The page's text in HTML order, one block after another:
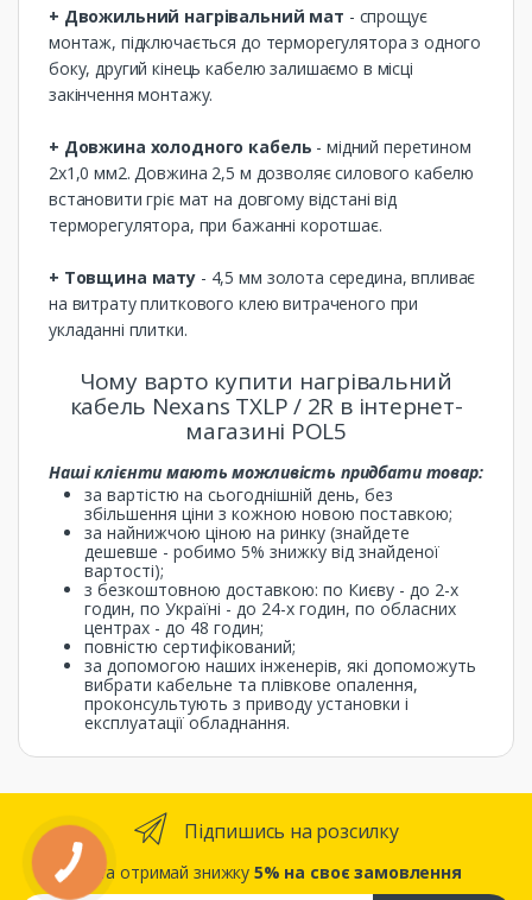
+ Двожильний нагрівальний мат - спрощує
монтаж, підключається до терморегулятора з одного
боку, другий кінець кабелю залишаємо в місці
закінчення монтажу.
+ Довжина холодного кабель - мідний перетином
2х1,0 мм2. Довжина 2,5 м дозволяє силового кабелю
встановити гріє мат на довгому відстані від
терморегулятора, при бажанні коротшає.
+ Товщина мату - 4,5 мм золота середина, впливає
на витрату плиткового клею витраченого при
укладанні плитки.
Чому варто купити нагрівальний
кабель Nexans TXLP / 2R в інтернет-
магазині POL5
Наші клієнти мають можливість придбати товар:
за вартістю на сьогоднішній день, без
збільшення ціни з кожною новою поставкою;
за найнижчою ціною на ринку (знайдете
дешевше - робимо 5% знижку від знайденої
вартості);
з безкоштовною доставкою: по Києву - до 2-х
годин, по Україні - до 24-х годин, по обласних
центрах - до 48 годин;
повністю сертифікований;
за допомогою наших інженерів, які допоможуть
вибрати кабельне та плівкове опалення,
проконсультують з приводу установки і
експлуатації обладнання.
Підпишись на розсилку
... та отримай знижку 5% на своє замовлення